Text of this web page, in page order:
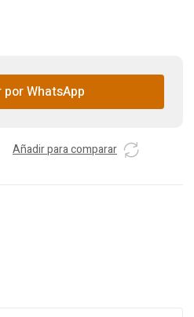
por WhatsApp
Añadir para comparar